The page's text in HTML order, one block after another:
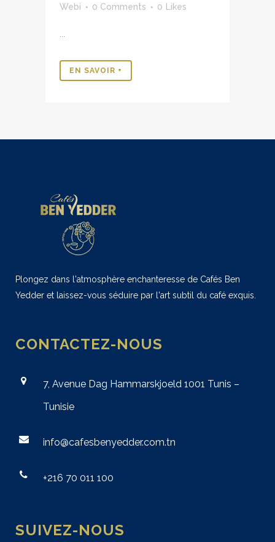
Webi
0 Comments 0 Likes
EN SAVOIR +
Plongez dans l'atmosphère enchanteresse de Cafés Ben
Yedder et laissez-vous séduire par l'art subtil du café exquis.
CONTACTEZ-NOUS
7, Avenue Dag Hammarskjoeld 1001 Tunis –
Tunisie
info@cafesbenyedder.com.tn
+216 70 011 100
SUIVEZ-NOUS